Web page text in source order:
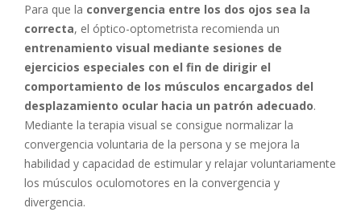
Para que la convergencia entre los dos ojos sea la
correcta, el óptico-optometrista recomienda un
entrenamiento visual mediante sesiones de
ejercicios especiales con el fin de dirigir el
comportamiento de los músculos encargados del
desplazamiento ocular hacia un patrón adecuado.
Mediante la terapia visual se consigue normalizar la
convergencia voluntaria de la persona y se mejora la
habilidad y capacidad de estimular y relajar voluntariamente
los músculos oculomotores en la convergencia y
divergencia.